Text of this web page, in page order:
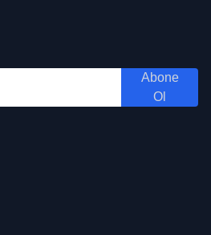
Abone
Ol